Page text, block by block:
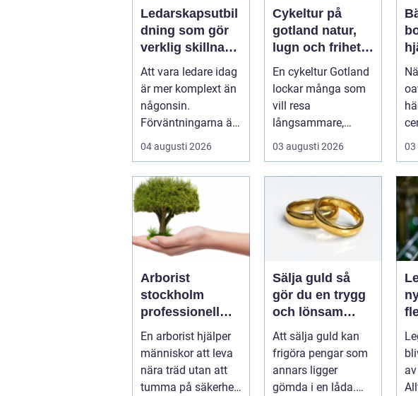
Ledarskapsutbil
dning som gör
verklig skillnad i
vardagen
Att vara ledare idag
är mer komplext än
någonsin.
Förväntningarna är
04 augusti 2026
Cykeltur på
gotland natur,
lugn och frihet
på två hjul
En cykeltur Gotland
lockar många som
vill resa
långsammare,
komma närmare
naturen och känna
havsbris...
03 augusti 2026 03
Arborist
stockholm
professionell
trädvård för
säkra och
vackra träd
En arborist hjälper
människor att leva
nära träd utan att
tumma på säkerhet,
Sälja guld så
gör du en trygg
och lönsam
affär
Att sälja guld kan
frigöra pengar som
annars ligger
gömda i en låda.